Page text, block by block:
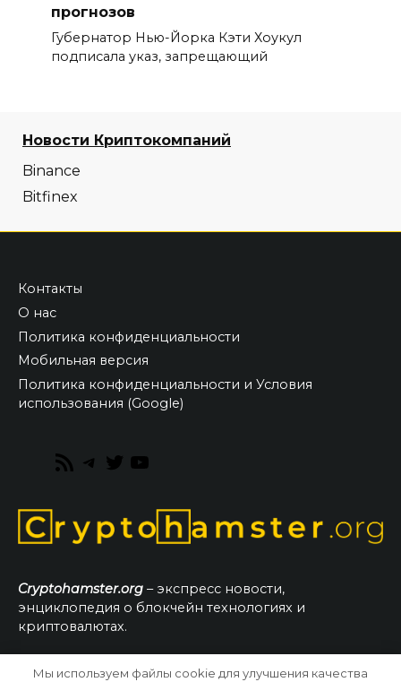
прогнозов
Губернатор Нью-Йорка Кэти Хоукул
подписала указ, запрещающий
Новости Криптокомпаний
Binance
Bitfinex
Контакты
О нас
Политика конфиденциальности
Мобильная версия
Политика конфиденциальности и Условия
использования (Google)
RSS
Telegram
Twitter
Cryptohamster.org – экспресс новости,
энциклопедия о блокчейн технологиях и
криптовалютах.
Мы используем файлы cookie для улучшения качества